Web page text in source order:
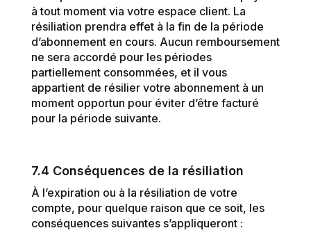
à tout moment via votre espace client. La
résiliation prendra effet à la fin de la période
d’abonnement en cours. Aucun remboursement
ne sera accordé pour les périodes
partiellement consommées, et il vous
appartient de résilier votre abonnement à un
moment opportun pour éviter d’être facturé
pour la période suivante.
7.4 Conséquences de la résiliation
À l’expiration ou à la résiliation de votre
compte, pour quelque raison que ce soit, les
conséquences suivantes s’appliqueront :